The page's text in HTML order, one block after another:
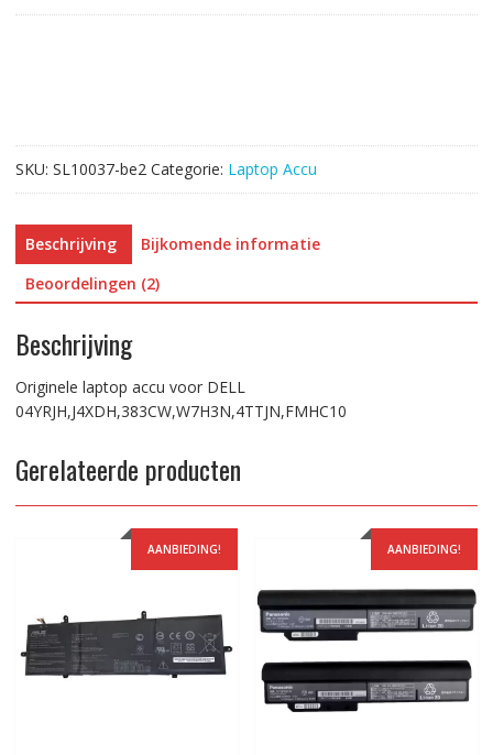
SKU: SL10037-be2 Categorie: Laptop Accu
Beschrijving
Bijkomende informatie
Beoordelingen (2)
Beschrijving
Originele laptop accu voor DELL
04YRJH,J4XDH,383CW,W7H3N,4TTJN,FMHC10
Gerelateerde producten
AANBIEDING! AANBIEDING!